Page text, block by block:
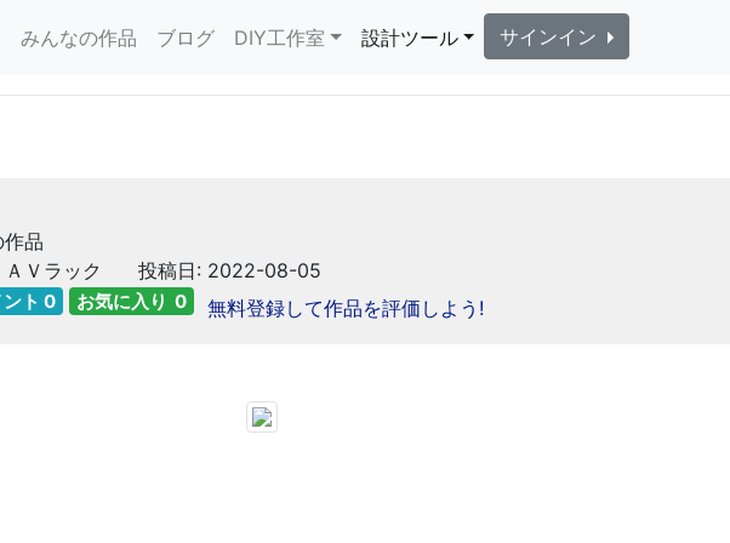
みんなの作品 ブログ DIY工作室 設計ツール サインイン
作品
Ｖラック 投稿日: 2022-08-05
ント 0 お気に入り 0 無料登録して作品を評価しよう!